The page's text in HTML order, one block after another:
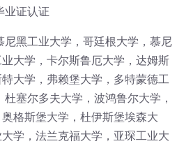
业证认证
尼黑工业大学，哥廷根大学，慕尼
大学，卡尔斯鲁厄大学，达姆斯
大学，弗赖堡大学，多特蒙德工
塞尔多夫大学，波鸿鲁尔大学，
格斯堡大学，杜伊斯堡埃森大
学，法兰克福大学，亚琛工业大